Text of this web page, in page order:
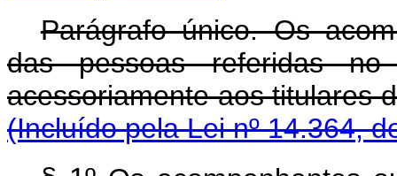
Parágrafo único. Os
das pessoas referidas
acessoriamente aos
(Incluído pela Lei nº 14.364,